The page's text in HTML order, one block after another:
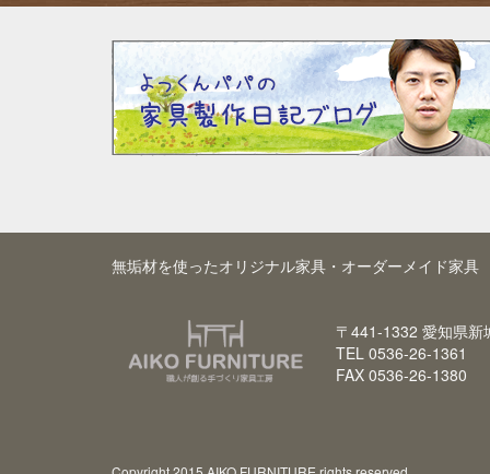
無垢材を使ったオリジナル家具・オーダーメイド家
〒441-1332 愛知県
TEL 0536-26-1361
FAX 0536-26-1380